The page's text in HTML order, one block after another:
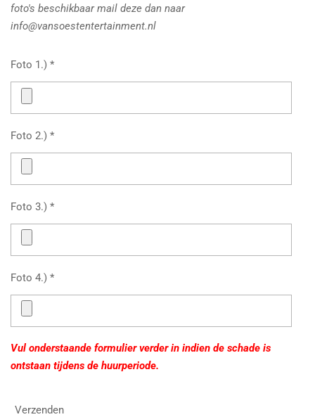
foto's beschikbaar mail deze dan naar
info@vansoestentertainment.nl
Foto 1.) *
Foto 2.) *
Foto 3.) *
Foto 4.) *
Vul onderstaande formulier verder in indien de schade is
ontstaan tijdens de huurperiode.
Verzenden